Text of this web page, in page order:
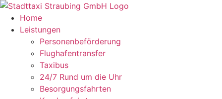
Zum
Inhalt
springen
Home
Leistungen
Personenbeförderung
Flughafentransfer
Taxibus
24/7 Rund um die Uhr
Besorgungsfahrten